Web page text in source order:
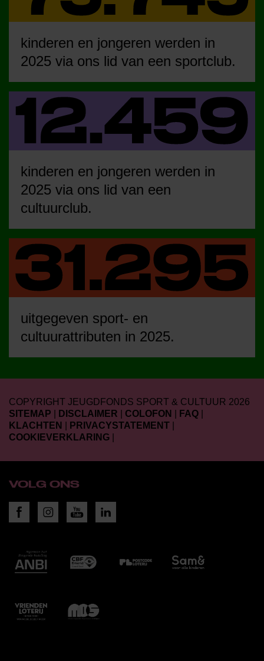
kinderen en jongeren werden in
2025 via ons lid van een sportclub.
kinderen en jongeren werden in
2025 via ons lid van een
cultuurclub.
uitgegeven sport- en
cultuurattributen in 2025.
COPYRIGHT JEUGDFONDS SPORT & CULTUUR 2026
SITEMAP
DISCLAIMER COLOFON FAQ
KLACHTEN
PRIVACYSTATEMENT
COOKIEVERKLARING
VOLG ONS